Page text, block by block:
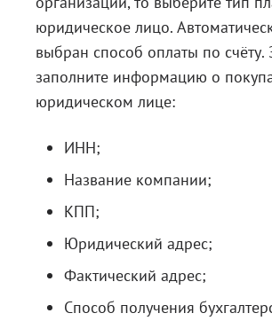
юридическое лицо.
выбран способ оплаты по счёту.
заполните информацию о
юридическом лице:
ИНН;
Название компании;
КПП;
Юридический адрес;
Фактический адрес;
Способ получения